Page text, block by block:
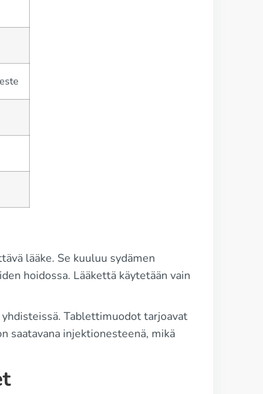
lääke. Se kuuluu sydämen
hoidossa. Lääkettä käytetään vain
Tablettimuodot tarjoavat
saatavana injektionesteenä, mikä